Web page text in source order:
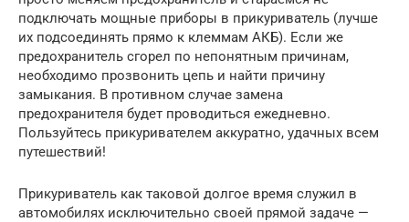
подключать мощные приборы в прикуриватель (лучше
их подсоединять прямо к клеммам АКБ). Если же
предохранитель сгорел по непонятным причинам,
необходимо прозвонить цепь и найти причину
замыкания. В противном случае замена
предохранителя будет проводиться ежедневно.
Пользуйтесь прикуривателем аккуратно, удачных всем
путешествий!
Прикуриватель как таковой долгое время служил в
автомобилях исключительно своей прямой задаче —